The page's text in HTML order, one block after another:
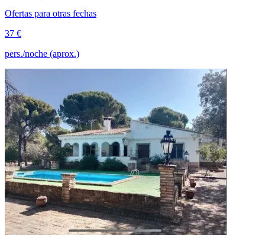
Ofertas para otras fechas
37 €
pers./noche (aprox.)